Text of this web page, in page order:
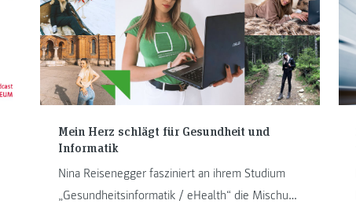
Mein Herz schlägt für Gesundheit und
Informatik
Nina Reisenegger fasziniert an ihrem Studium
„Gesundheitsinformatik / eHealth“ die Mischung